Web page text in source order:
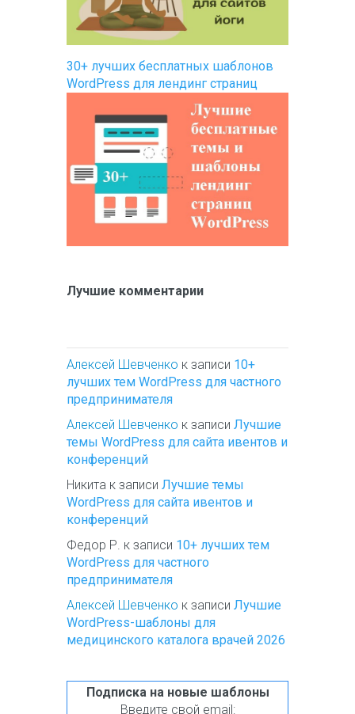
30+ лучших бесплатных шаблонов
WordPress для лендинг страниц
Лучшие комментарии
Алексей Шевченко к записи 10+
лучших тем WordPress для частного
предпринимателя
Алексей Шевченко к записи Лучшие
темы WordPress для сайта ивентов и
конференций
Никита к записи Лучшие темы
WordPress для сайта ивентов и
конференций
Федор Р. к записи 10+ лучших тем
WordPress для частного
предпринимателя
Алексей Шевченко к записи Лучшие
WordPress-шаблоны для
медицинского каталога врачей 2026
Подписка на новые шаблоны
Введите свой email: